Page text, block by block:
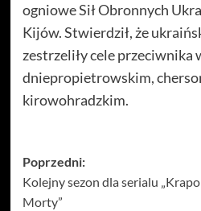
ogniowe Sił Obronnych
Kijów. Stwierdził, że
zestrzeliły cele przeciwnika
dniepropietrowskim,
kirowohradzkim.
Zobacz
wpisy
Poprzedni:
Kolejny sezon dla serialu
Morty”